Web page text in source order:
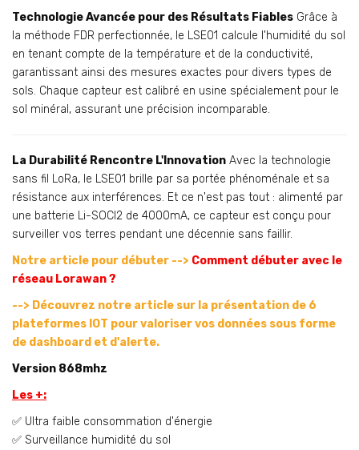
Technologie Avancée pour des Résultats Fiables Grâce à
la méthode FDR perfectionnée, le LSE01 calcule l'humidité du sol
en tenant compte de la température et de la conductivité,
garantissant ainsi des mesures exactes pour divers types de
sols. Chaque capteur est calibré en usine spécialement pour le
sol minéral, assurant une précision incomparable.
La Durabilité Rencontre L'Innovation Avec la technologie
sans fil LoRa, le LSE01 brille par sa portée phénoménale et sa
résistance aux interférences. Et ce n'est pas tout : alimenté par
une batterie Li-SOCI2 de 4000mA, ce capteur est conçu pour
surveiller vos terres pendant une décennie sans faillir.
Notre article pour débuter --> Comment débuter avec le
réseau Lorawan ?
--> Découvrez notre article sur l a présentation de 6
plateformes IOT pour valoriser vos données sous forme
de dashboard et d'alerte.
Version 868mhz
Les +:
✅ Ultra faible consommation d'énergie
✅ Surveillance humidité du sol